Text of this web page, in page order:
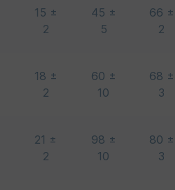
15 ±
2
45 ±
5
66 ±
2
18 ±
2
60 ±
10
68 ±
3
21 ±
2
98 ±
10
80 ±
3